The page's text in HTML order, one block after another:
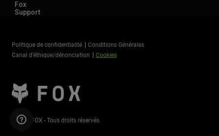
Fox
Support
Politique de confidentialité
Conditions Générales
Canal d’éthique/dénonciation
Cookies
©2026 FOX - Tous droits réservés